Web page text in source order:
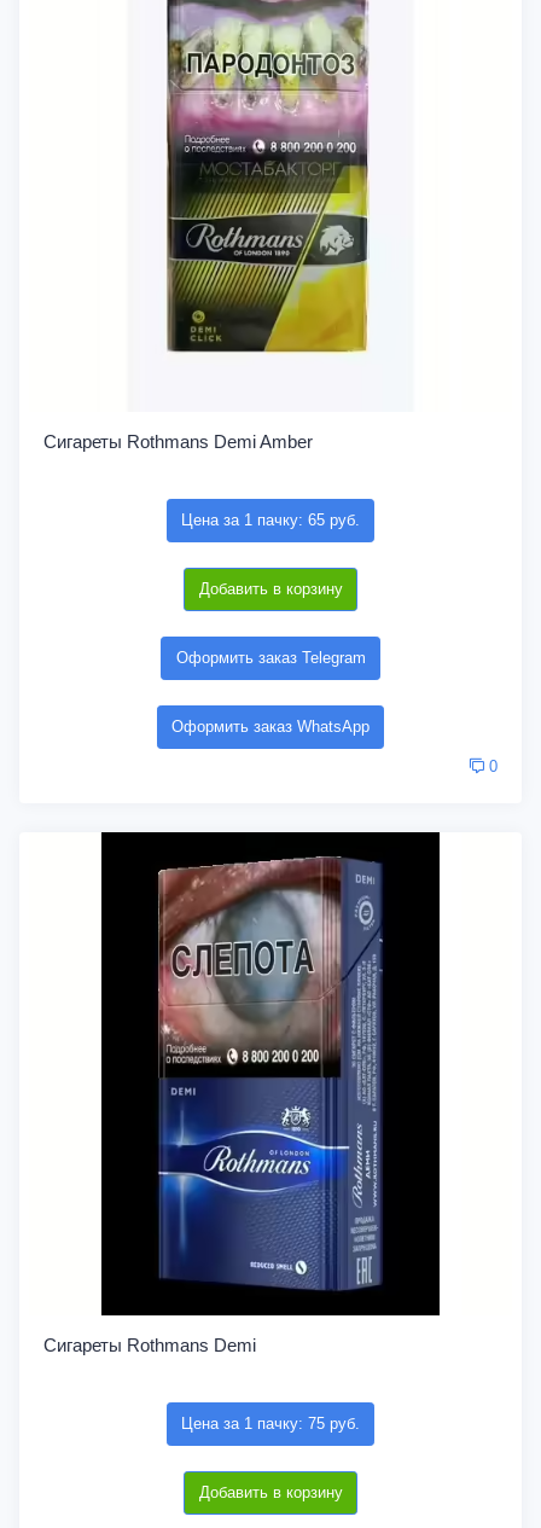
Сигареты Rothmans Demi Amber
Цена за 1 пачку: 65 руб.
Добавить в корзину
Оформить заказ Telegram
Оформить заказ WhatsApp
0
Сигареты Rothmans Demi
Цена за 1 пачку: 75 руб.
Добавить в корзину